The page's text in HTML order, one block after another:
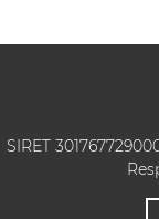
SIRET